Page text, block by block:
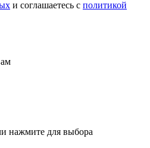
и соглашаетесь с политикой
нажмите для выбора